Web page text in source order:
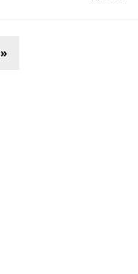
»